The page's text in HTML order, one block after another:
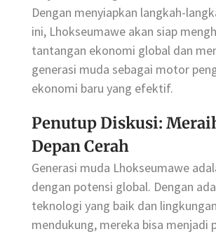
Dengan menyiapkan langkah-
ini, Lhokseumawe akan siap
tantangan ekonomi global dan
generasi muda sebagai motor
ekonomi baru yang efektif.
Penutup Diskusi:
Depan Cerah
Generasi muda Lhokseumawe
dengan potensi global. Dengan
teknologi yang baik dan
mendukung, mereka bisa menjadi